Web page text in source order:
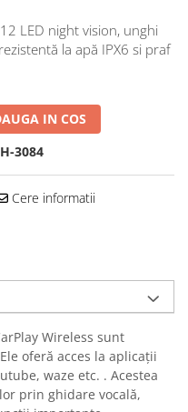
LED night vision, unghi
la apă IPX6 si praf
IN COS
3084
Cere informatii
Wireless sunt
oferă acces la aplicații
waze etc. . Acestea
prin ghidare vocală,